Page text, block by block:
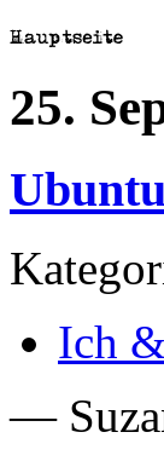
25.
Ich
—